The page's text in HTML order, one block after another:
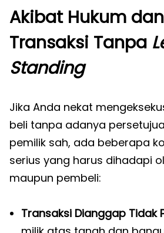
Akibat Hukum
Transaksi Tanpa
Standing
Jika Anda nekat
beli tanpa adanya
pemilik sah, ada beberapa
serius yang harus dihadapi
maupun pembeli:
Transaksi Dianggap Tidak